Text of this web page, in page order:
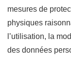
mesures de
physiques
l’utilisation, la
des données